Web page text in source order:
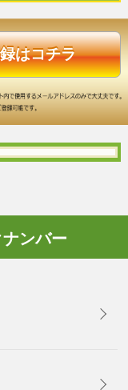
はコチラ
ンバー